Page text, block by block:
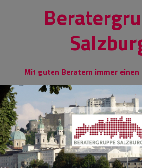
Mit guten Beratern immer einen